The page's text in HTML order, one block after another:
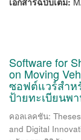
Software for
on Moving
ซอฟต์แวร์สำห
ป้ายทะเบียนพ
คอลเลคชัน:
and Digital